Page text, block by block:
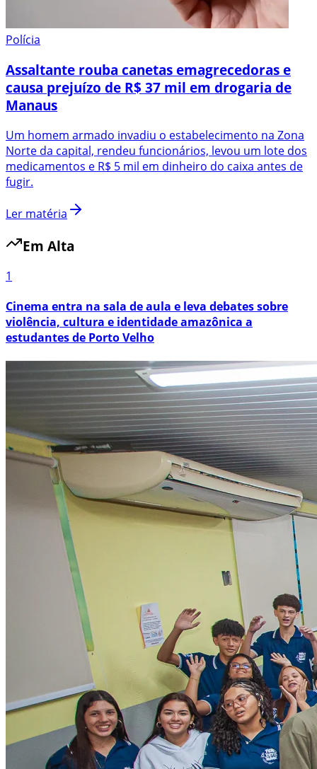
Polícia
Assaltante rouba canetas emagrecedoras e
causa prejuízo de R$ 37 mil em drogaria de
Manaus
Um homem armado invadiu o estabelecimento na Zona
Norte da capital, rendeu funcionários, levou um lote dos
medicamentos e R$ 5 mil em dinheiro do caixa antes de
fugir.
Ler matéria
Em Alta
1
Cinema entra na sala de aula e leva debates sobre
violência, cultura e identidade amazônica a
estudantes de Porto Velho